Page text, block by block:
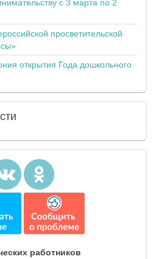
с 3 марта по 2
просветительской
открытия Года дошкольного
работников